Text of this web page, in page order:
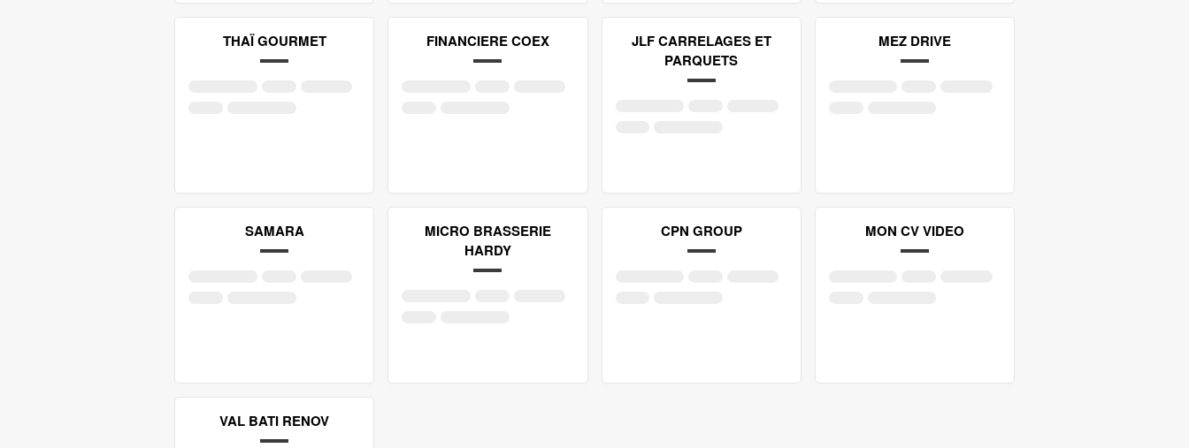
THAÏ GOURMET FINANCIERE COEX
JLF CARRELAGES ET
PARQUETS
MEZ DRIVE
SAMARA
MICRO BRASSERIE
HARDY
CPN GROUP MON CV VIDEO
VAL BATI RENOV